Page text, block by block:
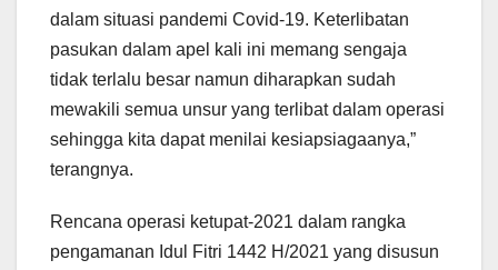
dalam situasi pandemi Covid-19. Keterlibatan
pasukan dalam apel kali ini memang sengaja
tidak terlalu besar namun diharapkan sudah
mewakili semua unsur yang terlibat dalam operasi
sehingga kita dapat menilai kesiapsiagaanya,”
terangnya.
Rencana operasi ketupat-2021 dalam rangka
pengamanan Idul Fitri 1442 H/2021 yang disusun